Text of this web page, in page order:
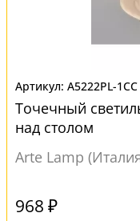
A5222PL-1CC
Точечный
над столом
Arte Lamp
968 ₽